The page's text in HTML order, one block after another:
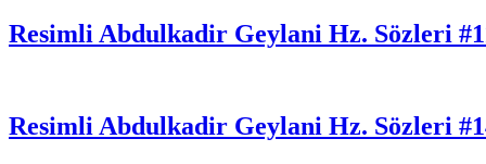
Resimli Abdulkadir Geylani Hz. Sözleri
Resimli Abdulkadir Geylani Hz. Sözleri